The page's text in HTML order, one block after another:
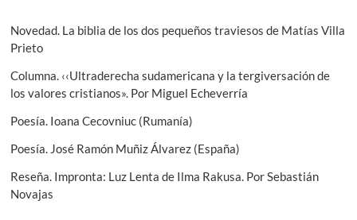
n
d
e
n
t
r
o i
t
e
Novedad. La biblia de los dos pequeños traviesos de Matías Villa
Prieto
Columna. ‹‹Ultraderecha sudamericana y la tergiversación de
los valores cristianos». Por Miguel Echeverría
Poesía. Ioana Cecovniuc (Rumanía)
Poesía. José Ramón Muñiz Álvarez (España)
Reseña. Impronta: Luz Lenta de Ilma Rakusa. Por Sebastián
Novajas